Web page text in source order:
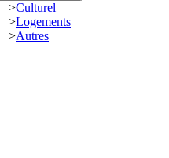
>Culturel
>Logements
>Autres